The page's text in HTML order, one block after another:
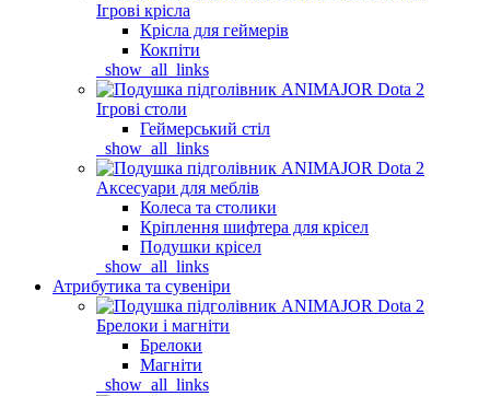
Ігрові крісла
Крісла для геймерів
Кокпіти
_show_all_links
Ігрові столи
Геймерський стіл
_show_all_links
Аксесуари для меблів
Колеса та столики
Кріплення шифтера для крісел
Подушки крісел
_show_all_links
Атрибутика та сувеніри
Брелоки і магніти
Брелоки
Магніти
_show_all_links